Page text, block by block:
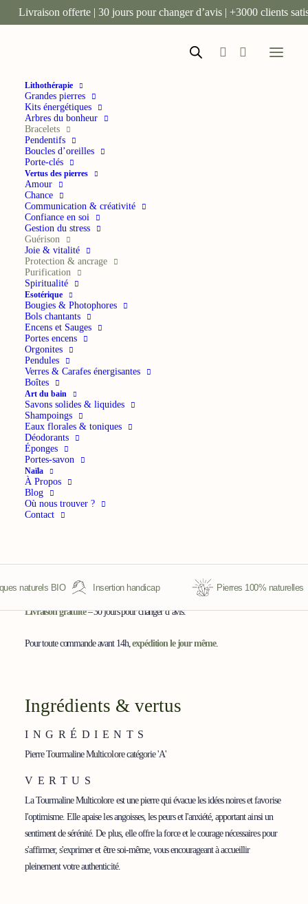
Livraison offerte | 30 jours pour changer d’avis | +3000 clients
Lithothérapie
Grandes pierres
Kits énergétiques
Arbres du bonheur
Bracelets
Pendentifs
Boucles d’oreilles
Porte-clés
Vertus des pierres
Amour
Chance
Communication & créativité
Confiance en soi
Gestion du stress
Guérison
Joie & vitalité
Protection & ancrage
Purification
Spiritualité
Esotérique
Bougies & Photophores
Bols chantants
Encens et Sauges
Portes encens
Orgonites
Pendules
Verres & Carafes énergisantes
Boîtes
Art du bain
Savons solides & liquides
Shampoings
Eaux florales & toniques
Déodorants
Éponges
Portes-savon
Naïla
À Propos
Blog
Où nous trouver ?
Contact
naturels BIO Insertion handicap Pierres 100% naturelles
Lithothérapie
Bracelet Tourmaline Multicolore
‘A’ perles 8 mm
RITUEL ONDES ET ÉNERGIES
20,00€ TTC
Douceur et guérison
Ce bracelet en Tourmaline Multicolore de qualité supérieure, dans un camaïeu de
roses, est reconnu comme une pierre de guérison du corps et de l’esprit,
particulièrement bénéfique pour l’hyperactivité. Ses propriétés calmantes chassent
les pensées négatives, apportant ainsi une douce sérénité à votre quotidien.
En savoir plus
Tourmaline
mm
Ajouter
Livraison gratuite– 30 jours pour changer d’avis.
Pour toute commande avant 14h,expédition le jour même.
Ingrédients & vertus
INGRÉDIENTS
Pierre Tourmaline Multicolore catégorie 'A'
VERTUS
La Tourmaline Multicolore est une pierre qui évacue les idées noires et favorise
l'optimisme. Elle apaise les angoisses, les peurs et l'anxiété, apportant ainsi un
sentiment de sérénité. De plus, elle offre la force et le courage nécessaires pour
s'affirmer, s'exprimer et être soi-même, vous encourageant à accueillir
pleinement votre authenticité.